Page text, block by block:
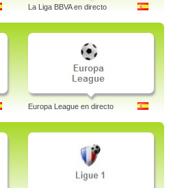
La Liga BBVA en directo
Europa League en directo